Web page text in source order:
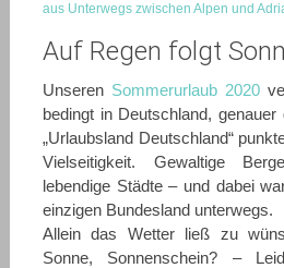
aus Unterwegs zwischen Alpen und
Auf Regen folgt
Unseren Sommerurlaub 2020
bedingt in Deutschland,
„Urlaubsland Deutschland“
Vielseitigkeit. Gewaltige
lebendige Städte – und dabei
einzigen Bundesland unterwegs.
Allein das Wetter ließ zu
Sonne, Sonnenschein? –